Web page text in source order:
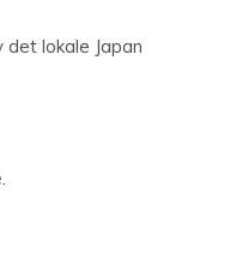
lokale Japan